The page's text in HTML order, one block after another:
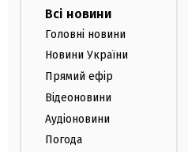
Всі новини
Головні новини
Новини України
Прямий ефір
Відеоновини
Аудіоновини
Погода